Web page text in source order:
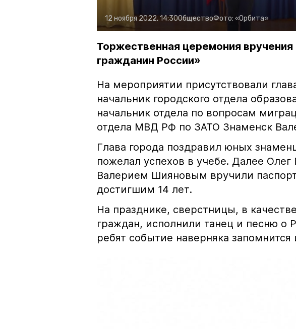
12 ноября 2022, 14:30ОбществоФото: «Орбита»
Торжественная церемония
гражданин России»
На мероприятии присутствовали
начальник городского отдела
начальник отдела по вопросам
отдела МВД РФ по ЗАТО Знаменск
Глава города поздравил юных
пожелал успехов в учебе. Далее Олег
Валерием Шияновым вручили
достигшим 14 лет.
На празднике, сверстницы, в
граждан, исполнили танец и песню о
ребят событие наверняка запомнится